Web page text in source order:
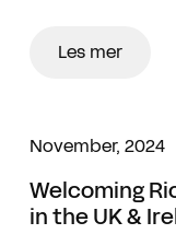
Les mer
November, 2024
Welcoming
in the UK &